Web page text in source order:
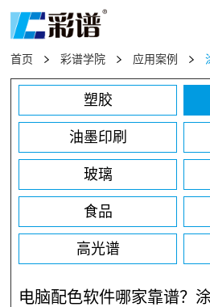
首页 彩谱学院 应用案例
塑胶
油墨印刷
玻璃
食品
高光谱
电脑配色软件哪家靠谱？